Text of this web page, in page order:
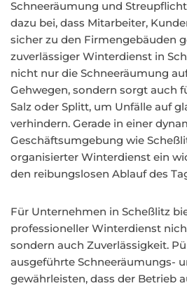
Schneeräumung und
dazu bei, dass Mitarbeiter,
sicher zu den Firmengebäuden
zuverlässiger Winterdienst in
nicht nur die Schneeräumung
Gehwegen, sondern sorgt auch
Salz oder Splitt, um Unfälle auf
verhindern. Gerade in einer
Geschäftsumgebung wie
organisierter Winterdienst ein
den reibungslosen Ablauf des
Für Unternehmen in Scheßlitz
professioneller Winterdienst
sondern auch Zuverlässigkeit.
ausgeführte Schneeräumungs-
gewährleisten, dass der Betrieb